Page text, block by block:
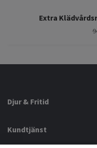
Extra
Djur & Fritid
Kundtjänst